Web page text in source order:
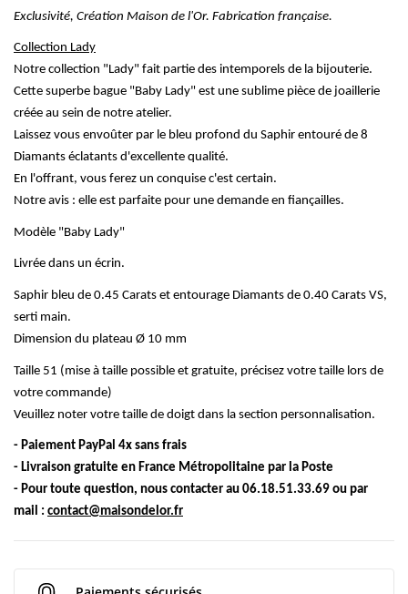
Exclusivité, Création Maison de l'Or. Fabrication française.
Collection Lady
Notre collection "Lady" fait partie des intemporels de la bijouterie.
Cette superbe bague "Baby Lady" est une sublime pièce de joaillerie
créée au sein de notre atelier.
Laissez vous envoûter par le bleu profond du Saphir entouré de 8
Diamants éclatants d'excellente qualité.
En l'offrant, vous ferez un conquise c'est certain.
Notre avis : elle est parfaite pour une demande en fiançailles.
Modèle "Baby Lady"
Livrée dans un écrin.
Saphir bleu de 0.45 Carats et entourage Diamants de 0.40 Carats VS,
serti main.
Dimension du plateau Ø 10 mm
Taille 51 (mise à taille possible et gratuite, précisez votre taille lors de
votre commande)
Veuillez noter votre taille de doigt dans la section personnalisation.
- Paiement PayPal 4x sans frais
- Livraison gratuite en France Métropolitaine par la Poste
- Pour toute question, nous contacter au 06.18.51.33.69 ou par
mail : contact@maisondelor.fr